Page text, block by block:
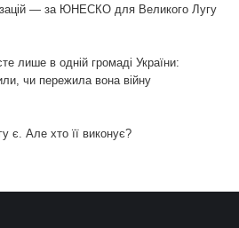
— за ЮНЕСКО для Великого Лугу
лише в одній громаді України:
чи пережила вона війну
є. Але хто її виконує?